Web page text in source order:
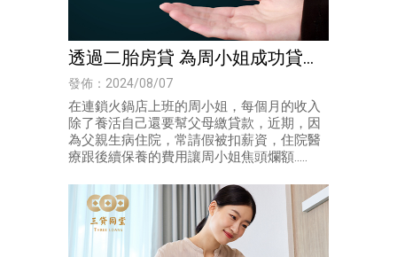
透過二胎房貸 為周小姐成功貸到
100萬的資金-房貸代辦｜高雄二
胎房貸
發佈：2024/08/07
在連鎖火鍋店上班的周小姐，每個月的收入
除了養活自己還要幫父母繳貸款，近期，因
為父親生病住院，常請假被扣薪資，住院醫
療跟後續保養的費用讓周小姐焦頭爛額.....